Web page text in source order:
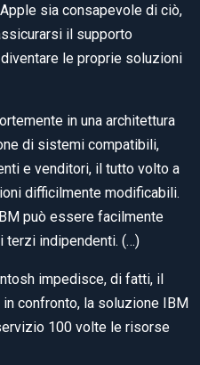
sia consapevole di ciò,
il supporto
le proprie soluzioni
in una architettura
di sistemi compatibili,
e venditori, il tutto volto a
difficilmente modificabili.
può essere facilmente
terzi indipendenti. (…)
impedisce, di fatti, il
confronto, la soluzione IBM
100 volte le risorse